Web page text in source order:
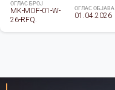
ОГЛАС БРОЈ
MK-MOF-01-W-
26-RFQ.
ОГЛАС ОБЈАВА
01.04.2026